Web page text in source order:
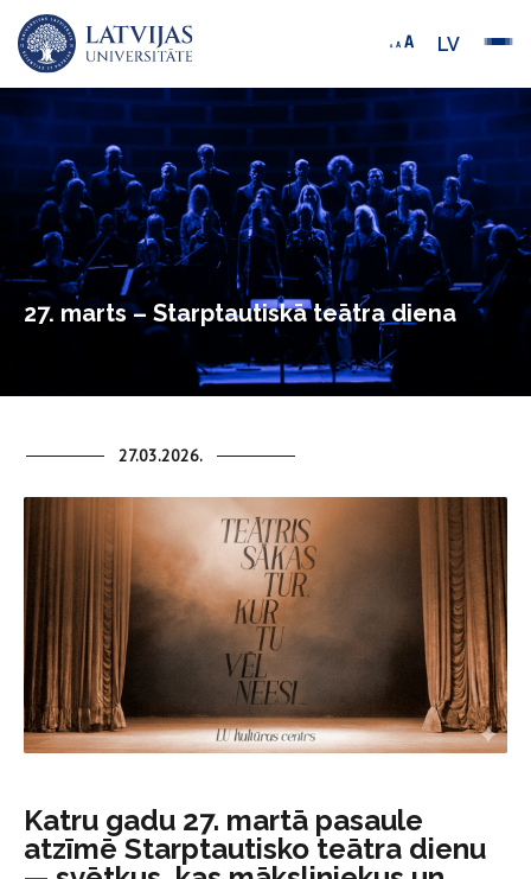
LV
27. marts – Starptautiskā teātra diena
27.03.2026.
Katru gadu 27. martā pasaule
atzīmē Starptautisko teātra dienu